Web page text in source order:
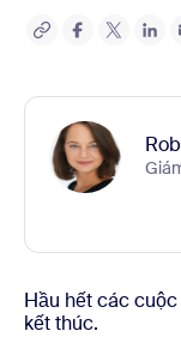
Hầu hết các
kết thúc.